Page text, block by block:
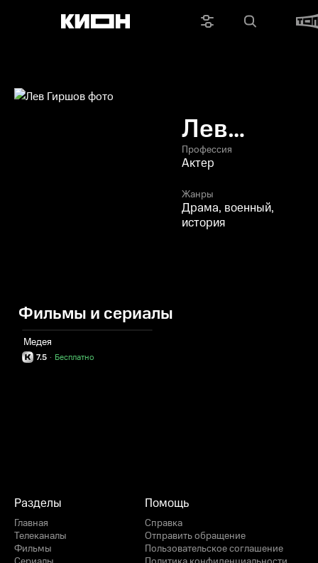
Лев
Гиршов
Профессия
Актер
Жанры
Драма, военный,
история
Фильмы и сериалы
Медея
7.5 Бесплатно
·
Разделы
Главная
Телеканалы
Фильмы
Помощь
Справка
Отправить обращение
Пользовательское соглашение